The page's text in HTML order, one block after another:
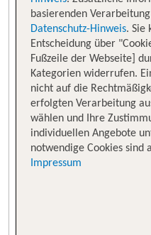
basierenden
Datenschutz-Hinweis. Sie
Entscheidung über
Fußzeile der Webseite]
Kategorien widerrufen.
nicht auf die
erfolgten Verarbeitung
wählen und Ihre
individuellen Angebote
notwendige Cookies sind
Impressum